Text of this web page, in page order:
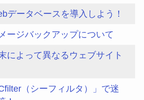
データベースを導入しよう！
ージバックアップについて
によって異なるウェブサイト
Cfilter（シーフィルタ）」で迷